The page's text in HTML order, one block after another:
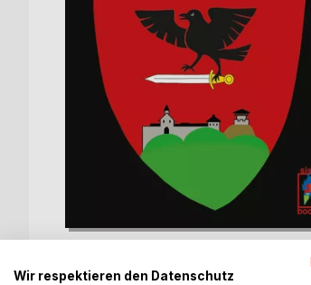
Wir respektieren den Datenschutz